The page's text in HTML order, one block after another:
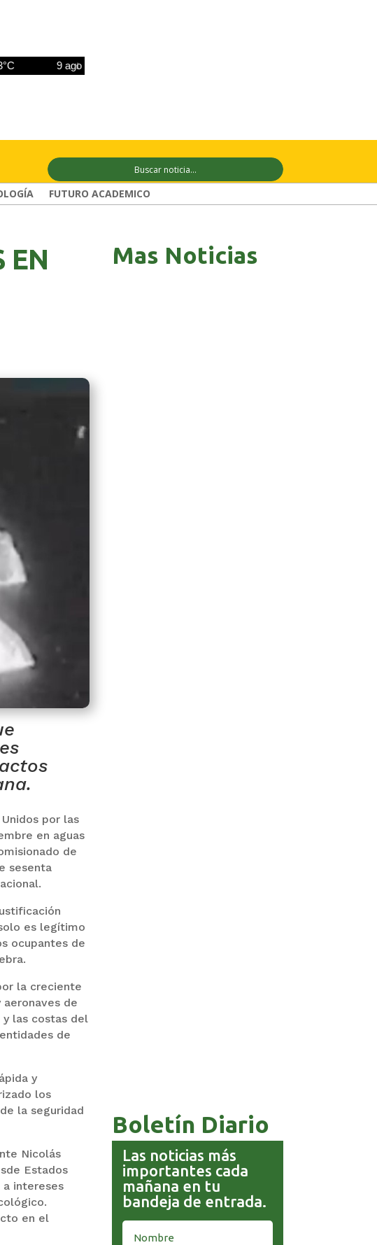
FUTURO ACADEMICO
EN
por las
en aguas
de
sesenta
es legítimo
ocupantes de
la creciente
de
y las costas del
de
y
los
la seguridad
Nicolás
Estados
a intereses
en el
Mas Noticias
Boletín Diario
Las noticias más
importantes cada
mañana en tu
bandeja de entrada.